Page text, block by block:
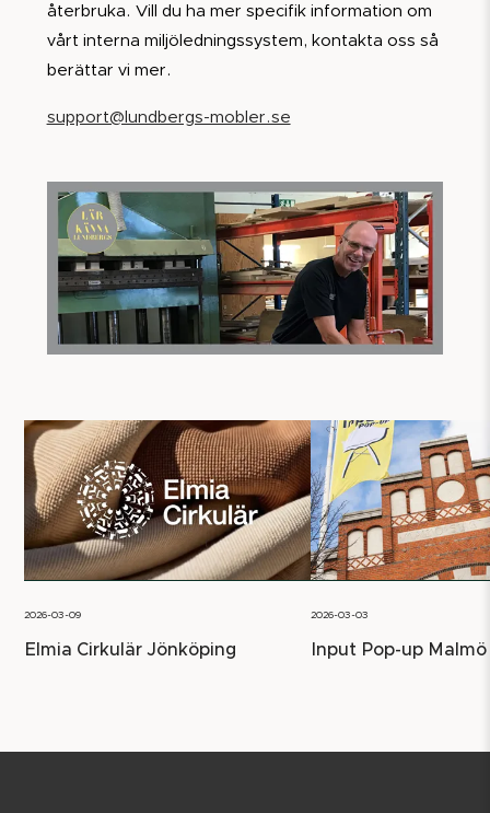
återbruka. Vill du ha mer specifik information om
vårt interna miljöledningssystem, kontakta oss så
berättar vi mer.
support@lundbergs-mobler.se
2026-03-09
Elmia Cirkulär Jönköping
2026-03-03
Input Pop-up Malmö